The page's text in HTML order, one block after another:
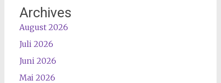
Archives
August 2026
Juli 2026
Juni 2026
Mai 2026